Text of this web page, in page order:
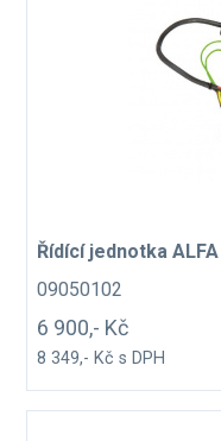
Řídící jednotka ALFA
09050102
6 900,- Kč
8 349,- Kč s DPH